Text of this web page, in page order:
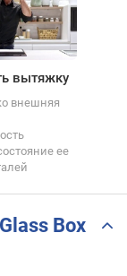
Как почистить вытяжку
внешняя
ее
Box